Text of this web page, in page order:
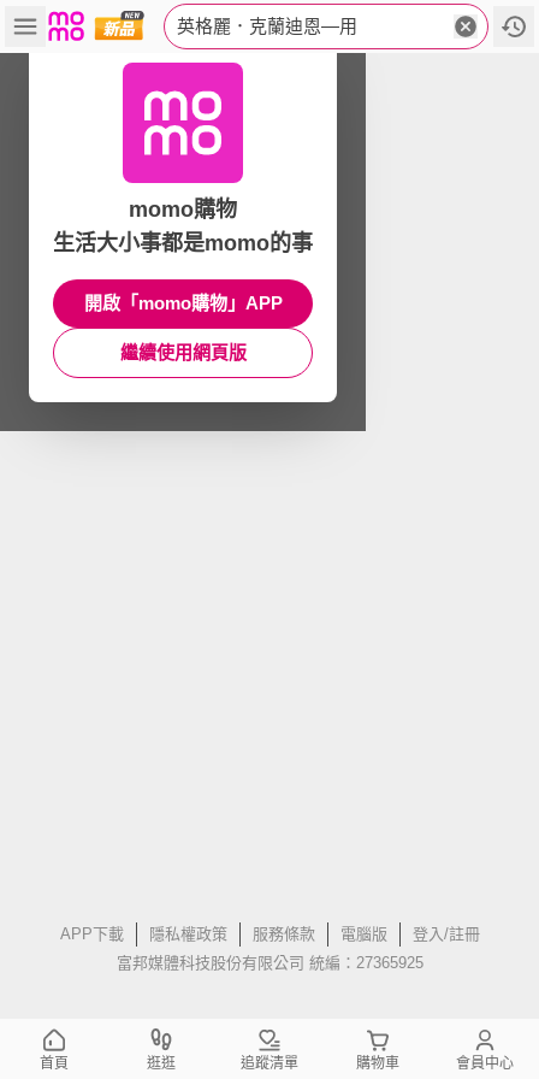
英格麗．克蘭迪恩—用
APP下載 隱私權政策 服務條款 電腦版
登入/註冊
富邦媒體科技股份有限公司 統編：27365925
momo購物
生活大小事都是momo的事
開啟「momo購物」APP
繼續使用網頁版
首頁 逛逛 追蹤清單 購物車 會員中心